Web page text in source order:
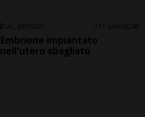
DAL MONDO 11 ore 6 48
Embrione impiantato
nell'utero sbagliato